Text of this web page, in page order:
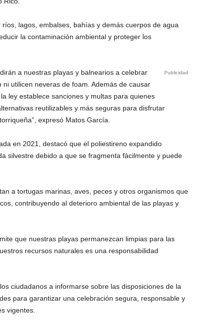
lagos, embalses, bahías y demás cuerpos de agua
la contaminación ambiental y proteger los
Publicidad
a nuestras playas y balnearios a celebrar
utilicen neveras de foam. Además de causar
ley establece sanciones y multas para quienes
reutilizables y más seguras para disfrutar
expresó Matos García.
en 2021, destacó que el poliestireno expandido
silvestre debido a que se fragmenta fácilmente y puede
a tortugas marinas, aves, peces y otros organismos que
contribuyendo al deterioro ambiental de las playas y
que nuestras playas permanezcan limpias para las
recursos naturales es una responsabilidad
ciudadanos a informarse sobre las disposiciones de la
para garantizar una celebración segura, responsable y
vigentes.